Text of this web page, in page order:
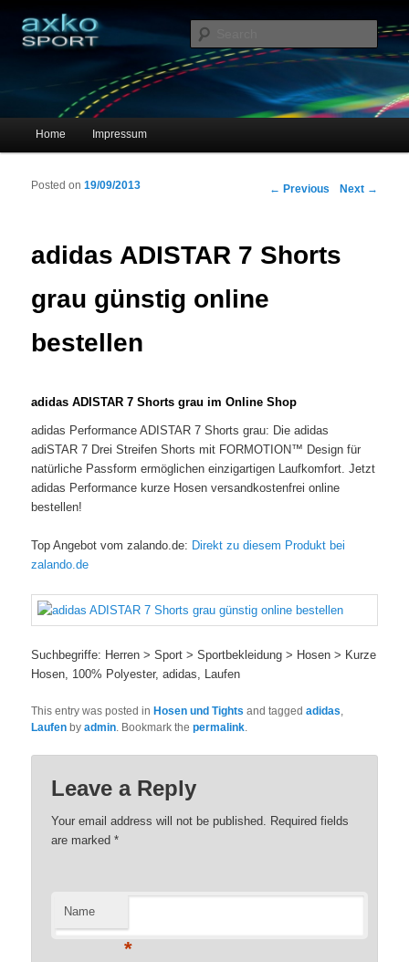
axko-sport – Sportschuhe online
Main menu
Skip to primary content
Skip to secondary content
Home Impressum
Post navigation
← Previous Next →
adidas ADISTAR 7 Shorts
grau günstig online
bestellen
Posted on19/09/2013
adidas ADISTAR 7 Shorts grau im Online Shop
adidas Performance ADISTAR 7 Shorts grau: Die adidas
adiSTAR 7 Drei Streifen Shorts mit FORMOTION™ Design für
natürliche Passform ermöglichen einzigartigen Laufkomfort. Jetzt
adidas Performance kurze Hosen versandkostenfrei online
bestellen!
Top Angebot vom zalando.de: Direkt zu diesem Produkt bei
zalando.de
Suchbegriffe: Herren > Sport > Sportbekleidung > Hosen > Kurze
Hosen, 100% Polyester, adidas, Laufen
This entry was posted inHosen und Tights and taggedadidas,
Laufen byadmin. Bookmark thepermalink.
Leave a Reply
Your email address will not be published. Required fields
are marked*
Name
*